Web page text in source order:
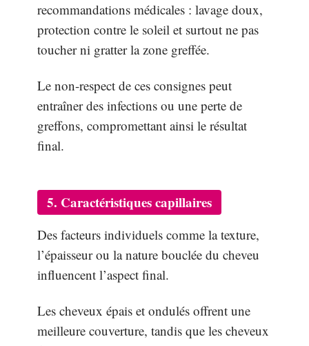
recommandations médicales : lavage doux,
protection contre le soleil et surtout ne pas
toucher ni gratter la zone greffée.
Le non-respect de ces consignes peut
entraîner des infections ou une perte de
greffons, compromettant ainsi le résultat
final.
5. Caractéristiques capillaires
Des facteurs individuels comme la texture,
l’épaisseur ou la nature bouclée du cheveu
influencent l’aspect final.
Les cheveux épais et ondulés offrent une
meilleure couverture, tandis que les cheveux